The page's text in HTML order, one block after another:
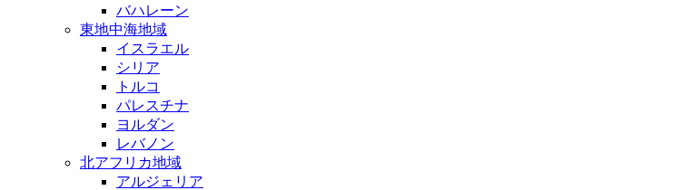
バハレーン
東地中海地域
イスラエル
シリア
トルコ
パレスチナ
ヨルダン
レバノン
北アフリカ地域
アルジェリア